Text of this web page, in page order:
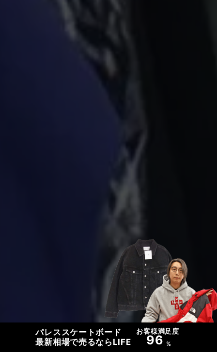
パレススケートボード
最新相場で売るならLIFE
お客様満足度
96 %